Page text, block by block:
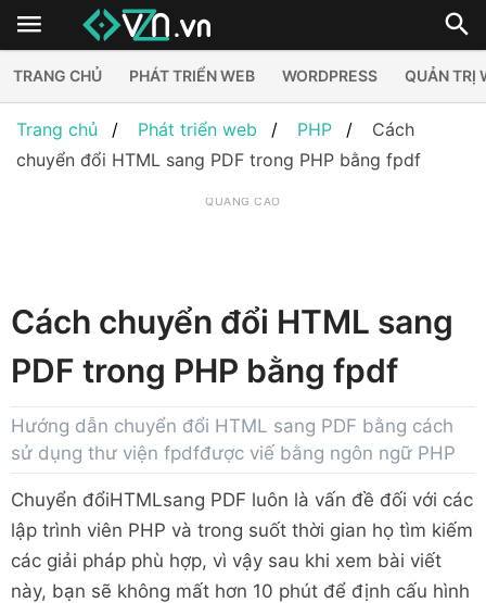
TRANG CHỦ PHÁT TRIỂN WEB WORDPRESS QUẢN TRỊ
Trang chủ Phát triển web PHP
Cách
chuyển đổi HTML sang PDF trong PHP bằng fpdf
QUẢNG CÁO
Cách chuyển đổi HTML sang
PDF trong PHP bằng fpdf
Hướng dẫn chuyển đổi HTML sang PDF bằng cách
sử dụng thư viện fpdfđược viế bằng ngôn ngữ PHP
Chuyển đổiHTMLsang PDF luôn là vấn đề đối với các
lập trình viên PHP và trong suốt thời gian họ tìm kiếm
các giải pháp phù hợp, vì vậy sau khi xem bài viết
này, bạn sẽ không mất hơn 10 phút để định cấu hình